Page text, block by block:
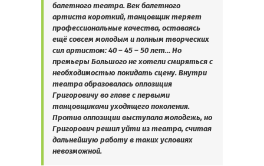
балетного театра. Век балетного
артиста короткий, танцовщик теряет
профессиональные качества, оставаясь
ещё совсем молодым и полным творческих
сил артистом: 40 – 45 – 50 лет… Но
премьеры Большого не хотели смиряться с
необходимостью покидать сцену. Внутри
театра образовалась оппозиция
Григоровичу во главе с первыми
танцовщиками уходящего поколения.
Против оппозиции выступала молодежь, но
Григорович решил уйти из театра, считая
дальнейшую работу в таких условиях
невозможной.